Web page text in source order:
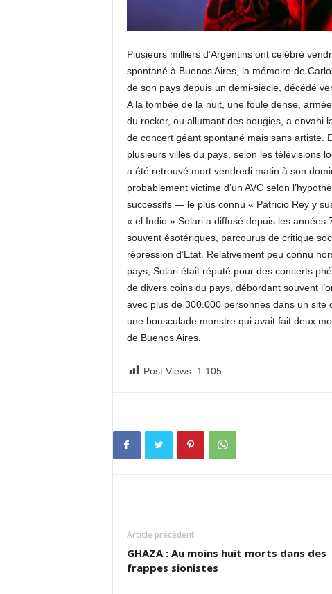
Plusieurs milliers d’Argentins ont celébré
spontané à Buenos Aires, la mémoire de
de son pays depuis un demi-siècle, décédé
A la tombée de la nuit, une foule dense,
du rocker, ou allumant des bougies, a envahi
de concert géant spontané mais sans artiste.
plusieurs villes du pays, selon les télévisions
a été retrouvé mort vendredi matin à son
probablement victime d’un AVC selon
successifs — le plus connu « Patricio Rey y
« el Indio » Solari a diffusé depuis les
souvent ésotériques, parcourus de critique
répression d’Etat. Relativement peu connu
pays, Solari était réputé pour des concerts
de divers coins du pays, débordant souvent
avec plus de 300.000 personnes dans un
une bousculade monstre qui avait fait deux
de Buenos Aires.
Post Views: 1 105
Article précédent
GHAZA : Au moins huit morts dans des
frappes sionistes